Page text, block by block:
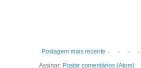
Postagem mais recente
Assinar: Postar comentários (Atom)